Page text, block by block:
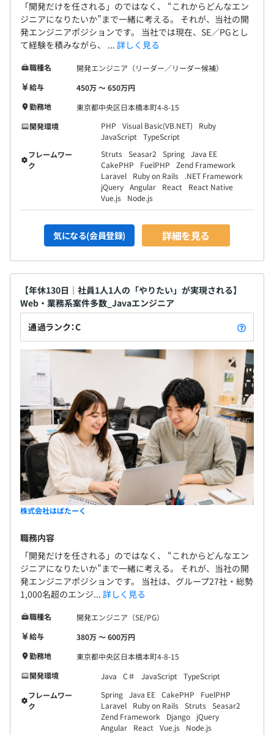
「開発だけを任される」のではなく、 “これからどんなエン
ジニアになりたいか”まで一緒に考える。 それが、当社の開
発エンジニアポジションです。 当社では現在、SE／PGとし
て経験を積みながら、 ... 詳しく見る
職種名
開発エンジニア（リーダー／リーダー候補）
給与
450万 〜 650万円
勤務地
東京都中央区日本橋本町4-8-15
開発環境
PHP Visual Basic(VB.NET)
Ruby
JavaScript
TypeScript
フレームワー
ク
Struts Seasar2 Spring Java EE
CakePHP
FuelPHP
Zend Framework
Laravel
Ruby on Rails
.NET Framework
jQuery Angular React
React Native
Vue.js
Node.js
気になる(会員登録) 詳細を見る
【年休130日｜社員1人1人の「やりたい」が実現される】
Web・業務系案件多数_Javaエンジニア
通過ランク：C
株式会社はばたーく
職務内容
「開発だけを任される」のではなく、 “これからどんなエン
ジニアになりたいか”まで一緒に考える。 それが、当社の開
発エンジニアポジションです。 当社は、グループ27社・総勢
1,000名超のエンジ... 詳しく見る
職種名
開発エンジニア（SE/PG）
給与
380万 〜 600万円
勤務地
東京都中央区日本橋本町4-8-15
開発環境
Java C＃ JavaScript TypeScript
フレームワー
ク
Spring Java EE CakePHP
FuelPHP
Laravel
Ruby on Rails Struts Seasar2
Zend Framework
Django
jQuery
Angular
React Vue.js Node.js